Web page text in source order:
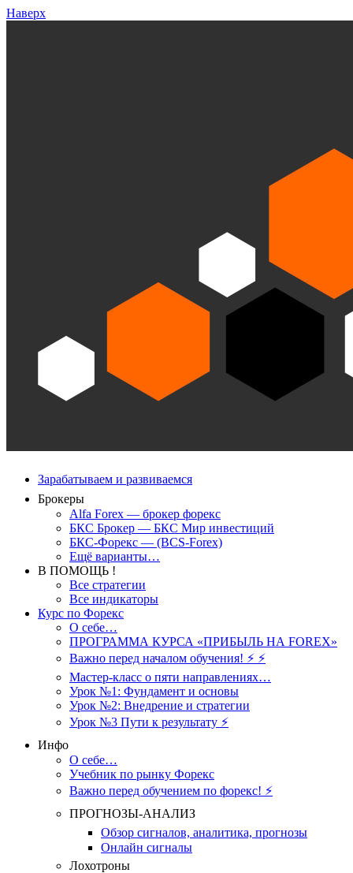
Наверх
Зарабатываем и развиваемся
Брокеры
Alfa Forex — брокер форекс
БКС Брокер — БКС Мир инвестиций
БКС-Форекс — (BCS-Forex)
Ещё варианты…
В ПОМОЩЬ !
Все стратегии
Все индикаторы
Курс по Форекс
О себе…
ПРОГРАММА КУРСА «ПРИБЫЛЬ НА FOREX»
Важно перед началом обучения! ⚡ ⚡
Мастер-класс о пяти направлениях…
Урок №1: Фундамент и основы
Урок №2: Внедрение и стратегии
Урок №3 Пути к результату ⚡️
Инфо
О себе…
Учебник по рынку Форекс
Важно перед обучением по форекс! ⚡
ПРОГНОЗЫ-АНАЛИЗ
Обзор сигналов, аналитика, прогнозы
Онлайн сигналы
Лохотроны